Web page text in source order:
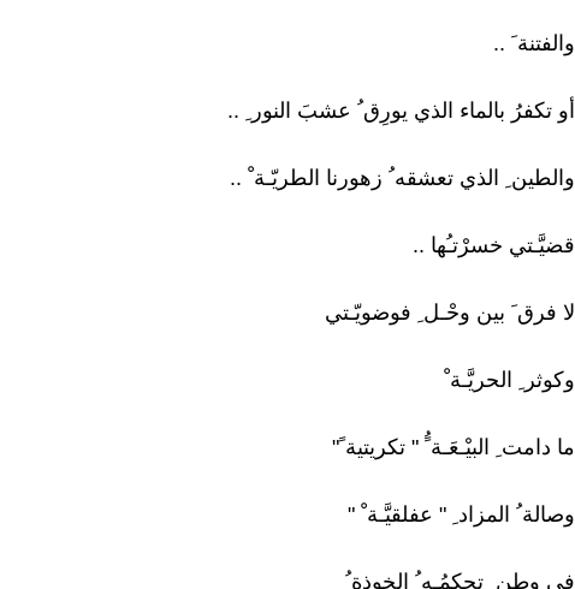
والفتنة َ ..
أو تكفرُ بالماء الذي يورِق ُ عشبَ النور ِ ..
والطين ِ الذي تعشقه ُ زهورنا الطريّـة ْ ..
قضيَّـتي خسرْتـُها ..
لا فرق َ بين وحْـل ِ فوضويّـتي
وكوثر ِ الحريَّـة ْ
ما دامت ِ البيْـعَـة ًُ " تكريتية ً"
وصالة ُ المزاد ِ " عفلقيَّـة ْ "
في وطن ٍ تحكمُـه ُ الخوذة ُ